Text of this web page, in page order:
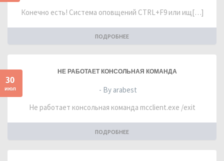
Конечно есть! Система оповщений CTRL+F9 или ищ[…]
ПОДРОБНЕЕ
30
июл
НЕ РАБОТАЕТ КОНСОЛЬНАЯ КОМАНДА
- By arabest
Не работает консольная команда mcclient.exe /exit
ПОДРОБНЕЕ